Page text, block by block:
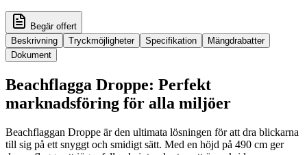
Begär offert
Beskrivning
Tryckmöjligheter Specifikation
Mängdrabatter
Dokument
Beachflagga Droppe: Perfekt
marknadsföring för alla miljöer
Beachflaggan Droppe är den ultimata lösningen för att dra blickarna
till sig på ett snyggt och smidigt sätt. Med en höjd på 490 cm ger